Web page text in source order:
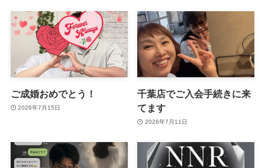
ご成婚おめでとう！
2026年7月15日
千葉店でご入会手続きに来
てます
2026年7月11日